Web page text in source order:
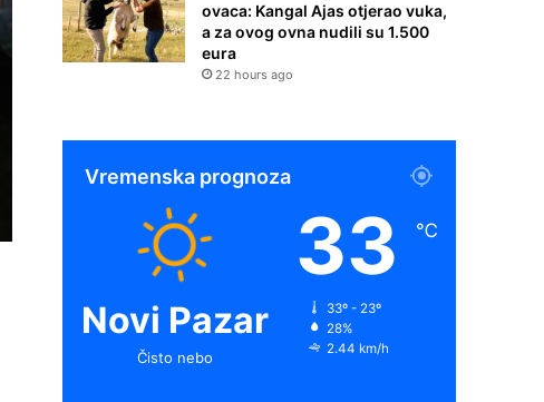
ovaca: Kangal Ajas otjerao vuka,
a za ovog ovna nudili su 1.500
eura
22 hours ago
Vremenska prognoza
Novi Pazar
Čisto nebo
33 ℃
33º - 23º
28%
2.44 km/h